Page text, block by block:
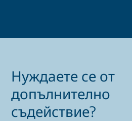
Нуждаете се от
допълнително
съдействие?